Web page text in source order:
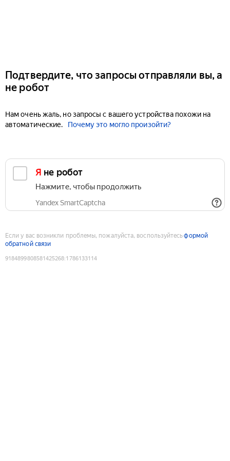
Подтвердите, что запросы отправляли вы, а
не робот
Нам очень жаль, но запросы с вашего устройства похожи на
автоматические.
Почему это могло произойти?
Я не робот
Нажмите, чтобы продолжить
Yandex SmartCaptcha
Если у вас возникли проблемы, пожалуйста, воспользуйтесьформой
обратной связи
9184899808581425268:1786133114